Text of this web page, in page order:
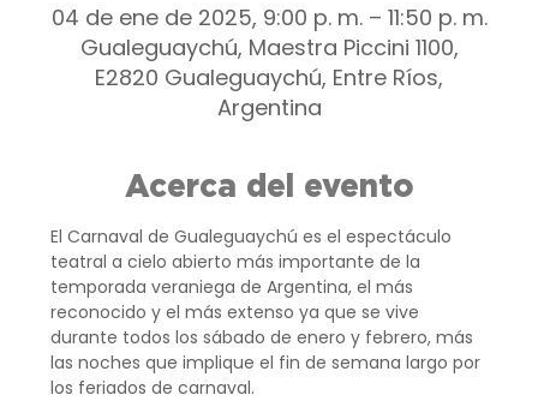
04 de ene de 2025, 9:00 p. m. – 11:50 p. m.
Gualeguaychú, Maestra Piccini 1100,
E2820 Gualeguaychú, Entre Ríos,
Argentina
Acerca del evento
El Carnaval de Gualeguaychú es el espectáculo
teatral a cielo abierto más importante de la
temporada veraniega de Argentina, el más
reconocido y el más extenso ya que se vive
durante todos los sábado de enero y febrero, más
las noches que implique el fin de semana largo por
los feriados de carnaval.